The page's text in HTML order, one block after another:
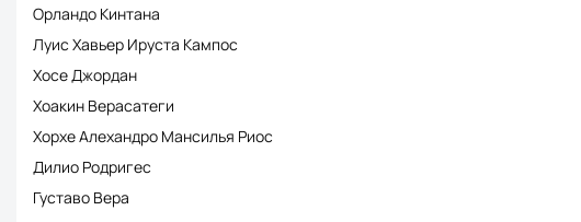
Орландо Кинтана
Луис Хавьер Ируста Кампос
Хосе Джордан
Хоакин Верасатеги
Хорхе Алехандро Мансилья Риос
Дилио Родригес
Густаво Вера